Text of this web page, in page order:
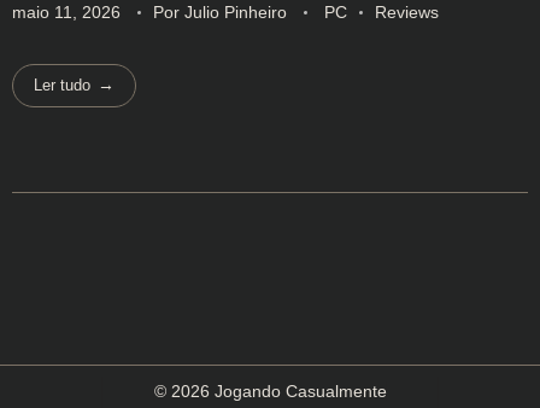
maio 11, 2026 Por Julio Pinheiro PC Reviews
Ler tudo
© 2026 Jogando Casualmente